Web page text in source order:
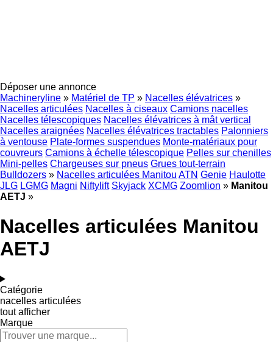
Déposer une annonce
Machineryline » Matériel de TP » Nacelles élévatrices »
Nacelles articulées Nacelles à ciseaux Camions nacelles
Nacelles télescopiques Nacelles élévatrices à mât vertical
Nacelles araignées Nacelles élévatrices tractables Palonniers
à ventouse Plate-formes suspendues Monte-matériaux pour
couvreurs Camions à échelle télescopique Pelles sur chenilles
Mini-pelles Chargeuses sur pneus Grues tout-terrain
Bulldozers » Nacelles articulées Manitou ATN Genie Haulotte
JLG LGMG Magni Niftylift Skyjack XCMG Zoomlion » Manitou
AETJ »
Nacelles articulées Manitou
AETJ
Catégorie
nacelles articulées
tout afficher
Marque